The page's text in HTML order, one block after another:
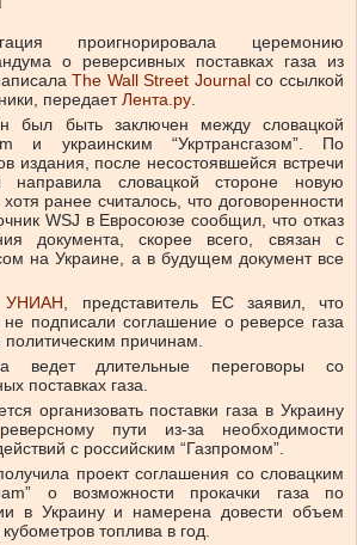
проигнорировала церемонию
о реверсивных поставках газа из
The Wall Street Journalсо ссылкой
передаетЛента.ру.
был быть заключен между словацкой
и украинским “Укртрансгазом”. По
издания, после несостоявшейся встречи
направила словацкой стороне новую
ранее считалось, что договоренности
WSJ в Евросоюзе сообщил, что отказ
документа, скорее всего, связан с
на Украине, а в будущем документ все
УНИАН, представитель ЕС заявил, что
подписали соглашение о реверсе газа
политическим причинам.
ведет длительные переговоры со
поставках газа.
организовать поставки газа в Украину
пути из-за необходимости
с российским “Газпромом”.
проект соглашения со словацким
о возможности прокачки газа по
в Украину и намерена довести объем
топлива в год.